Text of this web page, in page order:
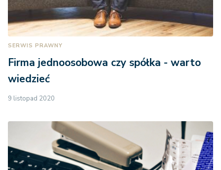
SERWIS PRAWNY
Firma jednoosobowa czy spółka - warto
wiedzieć
9 listopad 2020